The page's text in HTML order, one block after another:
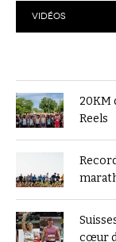
VIDÉOS
20KM
Reels
cœur